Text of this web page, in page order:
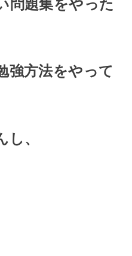
問題集をやった
強方法をやって
、